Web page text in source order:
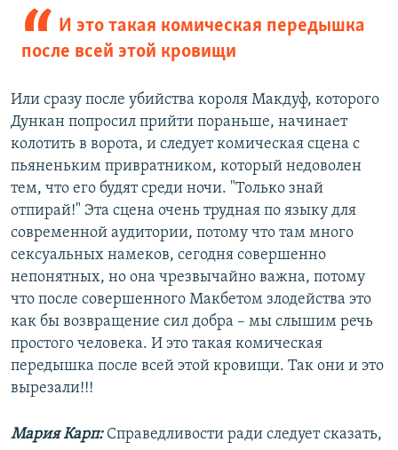
И это такая комическая передышка
после всей этой кровищи
Или сразу после убийства короля Макдуф, которого
Дункан попросил прийти пораньше, начинает
колотить в ворота, и следует комическая сцена с
пьяненьким привратником, который недоволен
тем, что его будят среди ночи. "Только знай
отпирай!" Эта сцена очень трудная по языку для
современной аудитории, потому что там много
сексуальных намеков, сегодня совершенно
непонятных, но она чрезвычайно важна, потому
что после совершенного Макбетом злодейства это
как бы возвращение сил добра – мы слышим речь
простого человека. И это такая комическая
передышка после всей этой кровищи. Так они и это
вырезали!!!
Мария Карп:Справедливости ради следует сказать,